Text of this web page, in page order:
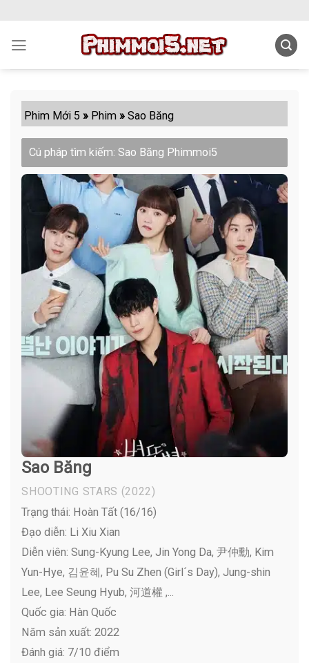
content
Phim Mới 5 » Phim »Sao Băng
Cú pháp tìm kiếm: Sao Băng Phimmoi5
Sao Băng
SHOOTING STARS (2022)
Trạng thái: Hoàn Tất (16/16)
Đạo diễn: Li Xiu Xian
Diễn viên: Sung-Kyung Lee, Jin Yong Da, 尹仲勳, Kim
Yun-Hye, 김윤혜, Pu Su Zhen (Girl´s Day), Jung-shin
Lee, Lee Seung Hyub, 河道權 ,...
Quốc gia: Hàn Quốc
Năm sản xuất: 2022
Đánh giá: 7/10 điểm